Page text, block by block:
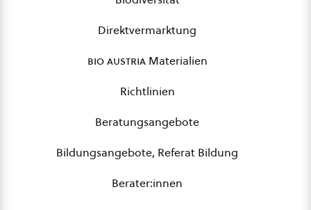
Direktvermarktung
bio austriaMaterialien
Richtlinien
Beratungsangebote
Bildungsangebote, Referat Bildung
Berater:innen